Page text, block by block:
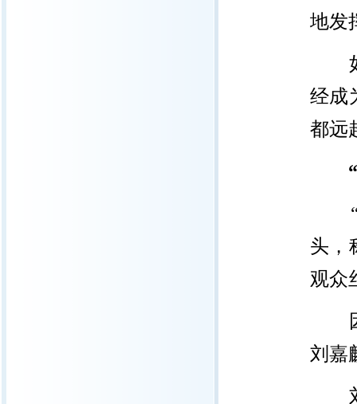
地发
如
经成
都远
“
头，
观众
因
刘嘉
刘